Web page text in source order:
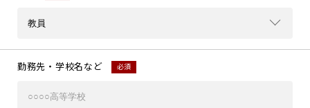
勤務先・学校名など 必須